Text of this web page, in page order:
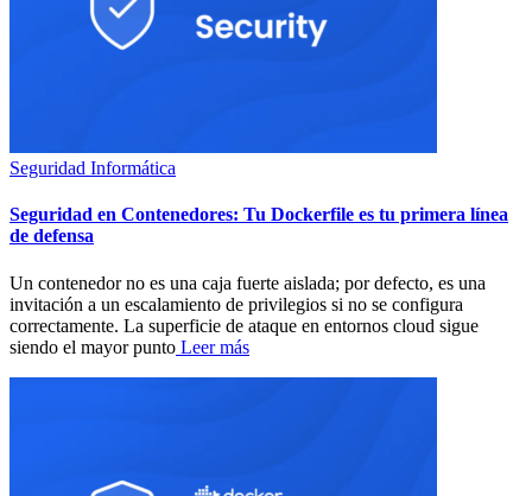
Seguridad Informática
Seguridad en Contenedores: Tu Dockerfile es tu primera línea
de defensa
Un contenedor no es una caja fuerte aislada; por defecto, es una
invitación a un escalamiento de privilegios si no se configura
correctamente. La superficie de ataque en entornos cloud sigue
siendo el mayor punto Leer más